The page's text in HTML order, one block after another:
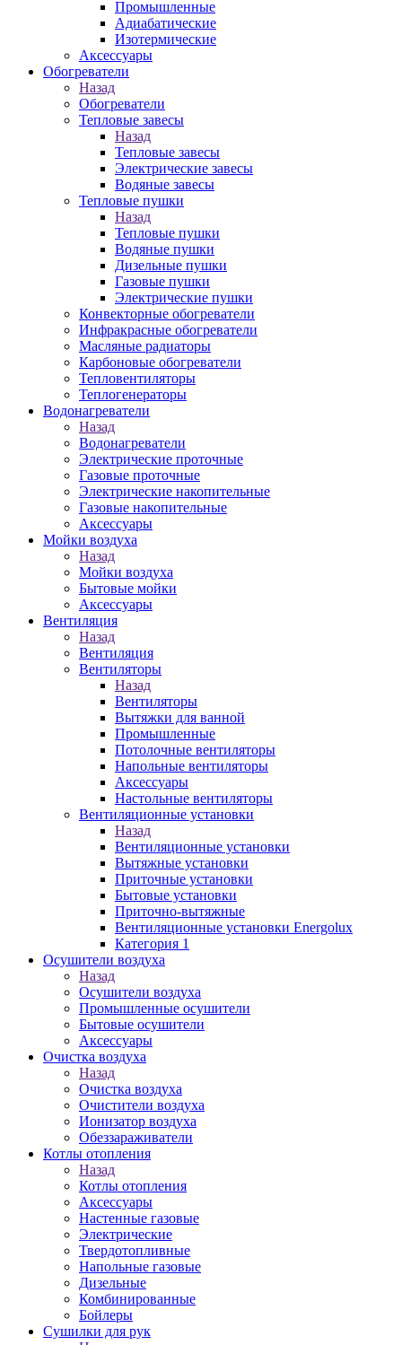
Промышленныe
Адиабатические
Изотермические
Аксессуары
Обогреватели
Назад
Обогреватели
Тепловые завесы
Назад
Тепловые завесы
Электрические завесы
Водяные завесы
Тепловые пушки
Назад
Тепловые пушки
Водяные пушки
Дизельные пушки
Газовые пушки
Электрические пушки
Конвекторные обогреватели
Инфракрасные обогреватели
Масляные радиаторы
Карбоновые обогреватели
Тепловентиляторы
Теплогенераторы
Водонагреватели
Назад
Водонагреватели
Электрические проточные
Газовые проточные
Электрические накопительные
Газовые накопительные
Аксессуары
Мойки воздуха
Назад
Мойки воздуха
Бытовые мойки
Аксессуары
Вентиляция
Назад
Вентиляция
Вентиляторы
Назад
Вентиляторы
Вытяжки для ванной
Промышленные
Потолочные вентиляторы
Напольные вентиляторы
Аксессуары
Настольные вентиляторы
Вентиляционные установки
Назад
Вентиляционные установки
Вытяжные установки
Приточные установки
Бытовые установки
Приточно-вытяжные
Вентиляционные установки Energolux
Категория 1
Осушители воздуха
Назад
Осушители воздуха
Промышленные осушители
Бытовые осушители
Аксессуары
Очистка воздуха
Назад
Очистка воздуха
Очистители воздуха
Ионизатор воздуха
Обеззараживатели
Котлы отопления
Назад
Котлы отопления
Аксессуары
Настенные газовые
Электрические
Твердотопливные
Напольные газовые
Дизельные
Комбинированные
Бойлеры
Сушилки для рук